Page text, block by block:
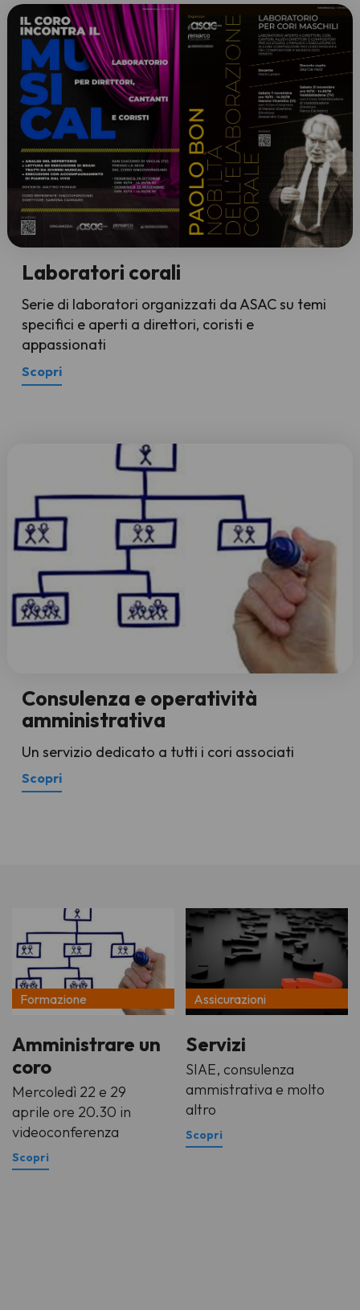
Laboratori corali
Serie di laboratori organizzati da ASAC su temi
specifici e aperti a direttori, coristi e
appassionati
Scopri
Consulenza e operatività
amministrativa
Un servizio dedicato a tutti i cori associati
Scopri
Amministrare un
coro
Mercoledì 22 e 29
aprile ore 20.30 in
videoconferenza
Formazione
Servizi
SIAE, consulenza
ammistrativa e molto
altro
Assicurazioni